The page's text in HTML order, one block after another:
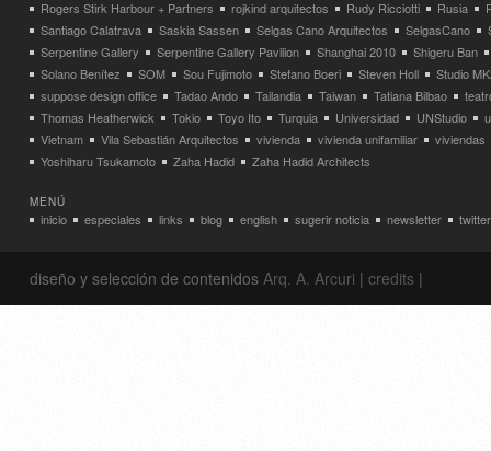
Rogers Stirk Harbour + Partners
rojkind arquitectos Rudy Ricciotti Rusia
Santiago Calatrava
Saskia Sassen Selgas Cano Arquitectos SelgasCano
Serpentine Gallery
Serpentine Gallery Pavilion Shanghai 2010
Shigeru Ban
Solano Benítez
SOM Sou Fujimoto Stefano Boeri Steven Holl
Studio
suppose design office
Tadao Ando Tailandia Taiwan Tatiana Bilbao
Thomas Heatherwick
Tokio Toyo Ito Turquia Universidad UNStudio
Vietnam
Vila Sebastián Arquitectos vivienda vivienda unifamiliar
viviendas
Yoshiharu Tsukamoto
Zaha Hadid Zaha Hadid Architects
MENÚ
inicio especiales links blog english sugerir noticia newsletter twitter
diseño y selección de contenidos Arq. A. Arcuri | credits |